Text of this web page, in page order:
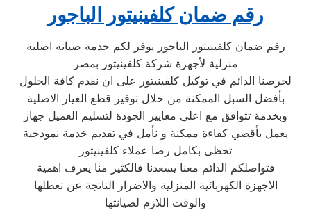
رقم ضمان كلفينيتور الباجور
رقم ضمان كلفينيتور الباجور يوفر لكم خدمة صيانة اصلية
منزلية لأجهزة شركة كلفينيتور بمصر
لحرصنا الدائم في توكيل كلفينيتور على ان نقدم كافة الحلول
بأفضل السبل الممكنة من خلال توفير قطع الغيار الاصلية
وبخدمة تتوافق مع اعلي معايير الجودة لتسليم العميل جهاز
يعمل بأقصي كفاءة ممكنة و نأمل في تقديم خدمة نموذجية
تحظى بكامل رضا عملاء كلفينيتور
فتواصلكم الدائم معنا يسعدنا فالكثير منا يعرف اهمية
الاجهزة الكهربائية المنزلية والاضرار الناتجة عن تعطلها
والوقت اللازم لصيانتها